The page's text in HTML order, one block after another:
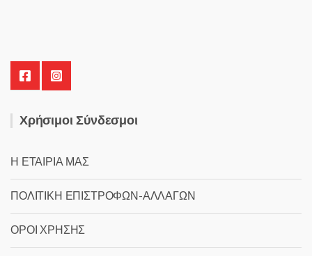
Χρήσιμοι Σύνδεσμοι
Η ΕΤΑΙΡΙΑ ΜΑΣ
ΠΟΛΙΤΙΚΗ ΕΠΙΣΤΡΟΦΩΝ-ΑΛΛΑΓΩΝ
ΟΡΟΙ ΧΡΗΣΗΣ